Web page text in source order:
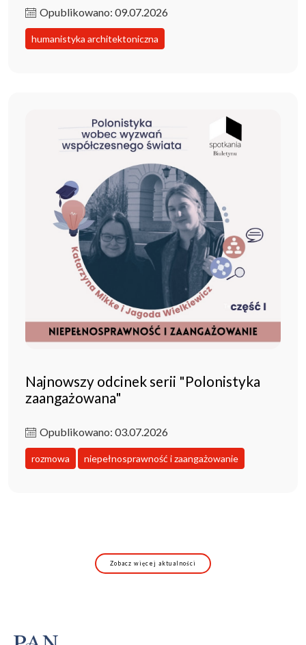
Opublikowano: 09.07.2026
humanistyka architektoniczna
Najnowszy odcinek serii "Polonistyka
zaangażowana"
Opublikowano: 03.07.2026
rozmowa niepełnosprawność i zaangażowanie
Zobacz więcej aktualności